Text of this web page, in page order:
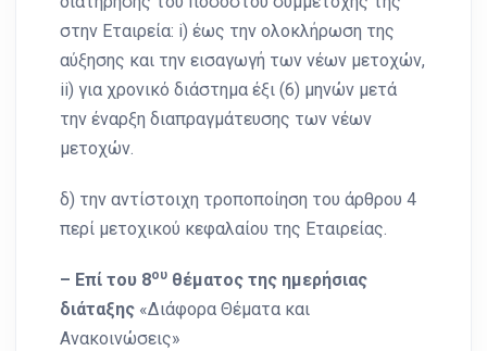
στην Εταιρεία: i) έως την ολοκλήρωση της
αύξησης και την εισαγωγή των νέων μετοχών,
ii) για χρονικό διάστημα έξι (6) μηνών μετά
την έναρξη διαπραγμάτευσης των νέων
μετοχών.
δ) την αντίστοιχη τροποποίηση του άρθρου 4
περί μετοχικού κεφαλαίου της Εταιρείας.
– Επί του 8ου θέματος της ημερήσιας
διάταξης «Διάφορα Θέματα και
Ανακοινώσεις»